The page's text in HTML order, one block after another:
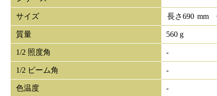
サイズ 長さ690 mm
質量 560 g
1/2 照度角 -
1/2 ビーム角 -
色温度 -